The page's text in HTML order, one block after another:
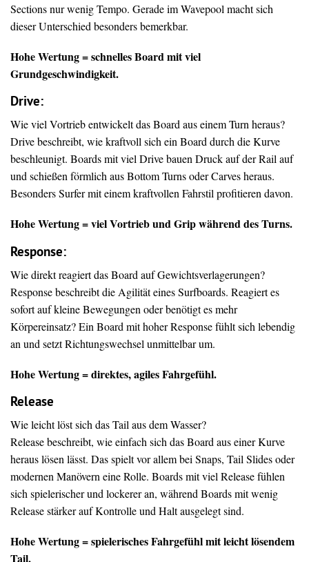
Sections nur wenig Tempo. Gerade im Wavepool macht sich
dieser Unterschied besonders bemerkbar.
Hohe Wertung = schnelles Board mit viel
Grundgeschwindigkeit.
Drive:
Wie viel Vortrieb entwickelt das Board aus einem Turn heraus?
Drive beschreibt, wie kraftvoll sich ein Board durch die Kurve
beschleunigt. Boards mit viel Drive bauen Druck auf der Rail auf
und schießen förmlich aus Bottom Turns oder Carves heraus.
Besonders Surfer mit einem kraftvollen Fahrstil profitieren davon.
Hohe Wertung = viel Vortrieb und Grip während des Turns.
Response:
Wie direkt reagiert das Board auf Gewichtsverlagerungen?
Response beschreibt die Agilität eines Surfboards. Reagiert es
sofort auf kleine Bewegungen oder benötigt es mehr
Körpereinsatz? Ein Board mit hoher Response fühlt sich lebendig
an und setzt Richtungswechsel unmittelbar um.
Hohe Wertung = direktes, agiles Fahrgefühl.
Release
Wie leicht löst sich das Tail aus dem Wasser?
Release beschreibt, wie einfach sich das Board aus einer Kurve
heraus lösen lässt. Das spielt vor allem bei Snaps, Tail Slides oder
modernen Manövern eine Rolle. Boards mit viel Release fühlen
sich spielerischer und lockerer an, während Boards mit wenig
Release stärker auf Kontrolle und Halt ausgelegt sind.
Hohe Wertung = spielerisches Fahrgefühl mit leicht lösendem
Tail.